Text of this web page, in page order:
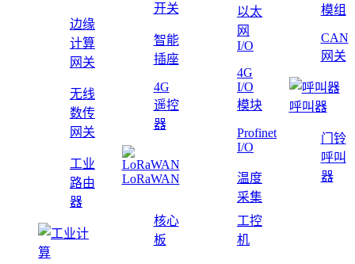
边缘
计算
网关
无线
数传
网关
工业
路由
器
开关
智能
插座
4G
遥控
器
LoRaWAN
以太
网
I/O
4G
I/O
模块
Profinet
I/O
温度
采集
模组
CAN
网关
呼叫器
门铃
呼叫
器
核心
板
工控
机